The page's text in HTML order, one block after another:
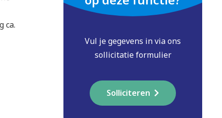
ca.
Vul je gegevens in via ons
sollicitatie formulier
Solliciteren